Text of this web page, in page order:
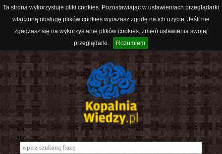
Ta strona wykorzystuje pliki cookies. Pozostawiając w ustawieniach przeglądarki
włączoną obsługę plików cookies wyrażasz zgodę na ich użycie. Jeśli nie
zgadzasz się na wykorzystanie plików cookies, zmień ustawienia swojej
przeglądarki.
Rozumiem